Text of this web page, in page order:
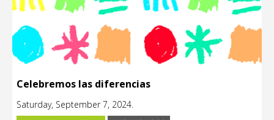
Celebremos las diferencias
Saturday, September 7, 2024.